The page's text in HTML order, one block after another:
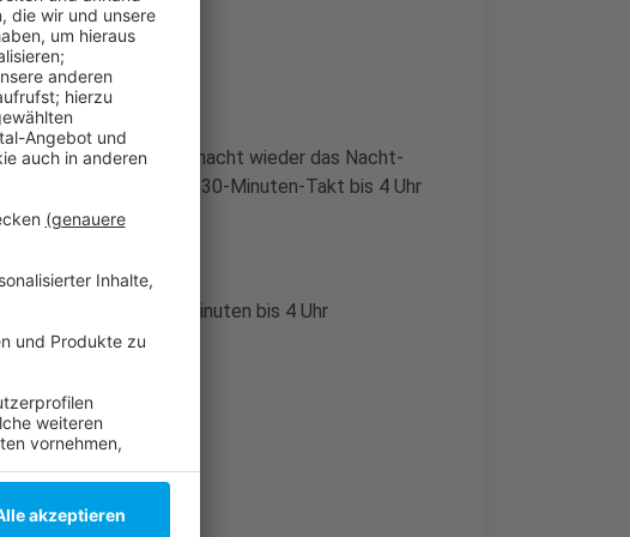
gilt ab Mitternacht wieder das Nacht-
und U79 fahren im 30-Minuten-Takt bis 4 Uhr
und NE8 alle 30 Minuten bis 4 Uhr
bis 4 Uhr
2 Uhr